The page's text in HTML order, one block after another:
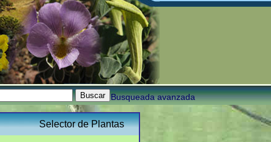
Busqueada avanzada
Selector de Plantas